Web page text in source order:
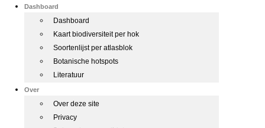
Dashboard
Dashboard
Kaart biodiversiteit per hok
Soortenlijst per atlasblok
Botanische hotspots
Literatuur
Over
Over deze site
Privacy